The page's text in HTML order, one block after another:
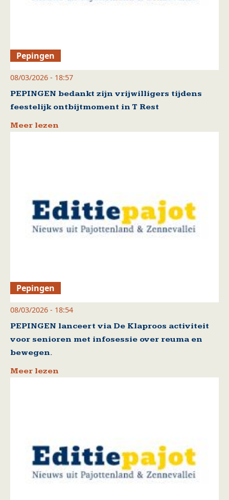
Pepingen
08/03/2026 - 18:57
PEPINGEN bedankt zijn vrijwilligers tijdens
feestelijk ontbijtmoment in T Rest
Meer lezen
Pepingen
08/03/2026 - 18:54
PEPINGEN lanceert via De Klaproos activiteit
voor senioren met infosessie over reuma en
bewegen.
Meer lezen